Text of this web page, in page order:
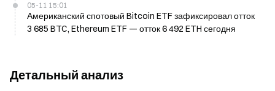
05-11 15:01
Американский спотовый Bitcoin ETF зафиксировал отток
3 685 BTC, Ethereum ETF — отток 6 492 ETH сегодня
Детальный анализ